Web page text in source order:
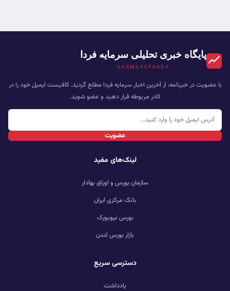
پایگاه خبری تحلیلی سرمایه فردا
SARMAYEFARDA
با عضویت در خبرنامه، از آخرین اخبار سرمایه فردا مطلع گردید. کافیست ایمیل خود را در
کادر مربوطه قرار دهید و عضو شوید.
عضویت
لینک‌های مفید
سازمان بورس و اوراق بهادار
بانک مرکزی ایران
بورس نیویورک
بازار بورس لندن
دسترسی سریع
یادداشت